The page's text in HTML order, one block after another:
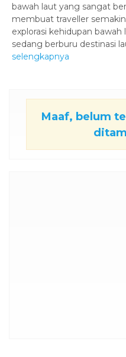
bawah laut yang sangat
membuat traveller
explorasi kehidupan bawah
sedang berburu destinasi
selengkapnya
Maaf, belum